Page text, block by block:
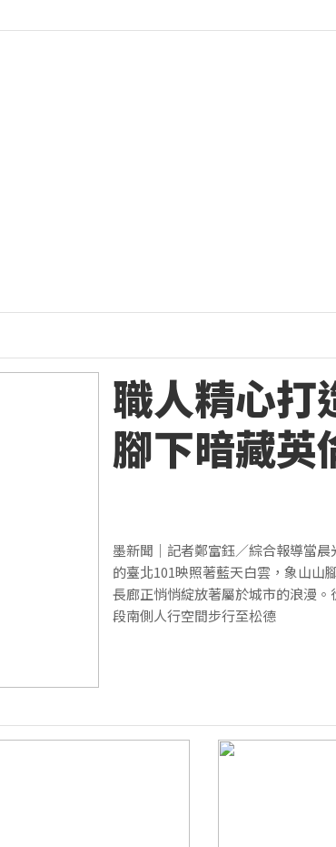
職人精心
腳下暗藏英
墨新聞｜記者鄭富鈺／綜合報導當
的臺北101映照著藍天白雲，象山山
長廊正悄悄綻放著屬於城市的浪漫
段南側人行空間步行至松德